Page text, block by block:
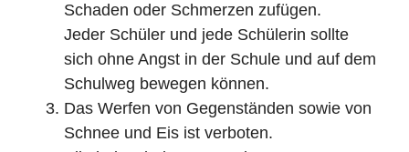
Schaden oder Schmerzen zufügen.
Jeder Schüler und jede Schülerin sollte
sich ohne Angst in der Schule und auf dem
Schulweg bewegen können.
Das Werfen von Gegenständen sowie von
Schnee und Eis ist verboten.